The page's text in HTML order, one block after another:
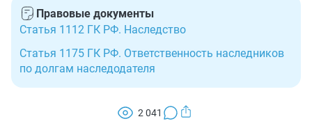
Правовые документы
Статья 1112 ГК РФ. Наследство
Статья 1175 ГК РФ. Ответственность наследников
по долгам наследодателя
2 041